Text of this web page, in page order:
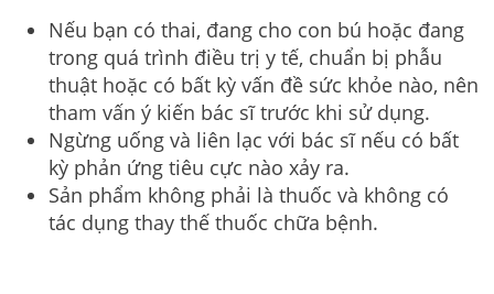
Nếu bạn có thai, đang cho con bú hoặc đang
trong quá trình điều trị y tế, chuẩn bị phẫu
thuật hoặc có bất kỳ vấn đề sức khỏe nào, nên
tham vấn ý kiến bác sĩ trước khi sử dụng.
Ngừng uống và liên lạc với bác sĩ nếu có bất
kỳ phản ứng tiêu cực nào xảy ra.
Sản phẩm không phải là thuốc và không có
tác dụng thay thế thuốc chữa bệnh.